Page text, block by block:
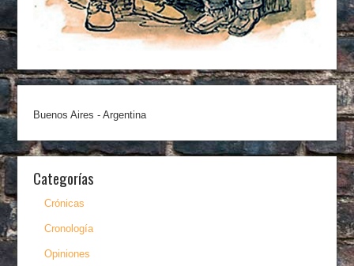
Buenos Aires - Argentina
Categorías
Crónicas
Cronología
Opiniones